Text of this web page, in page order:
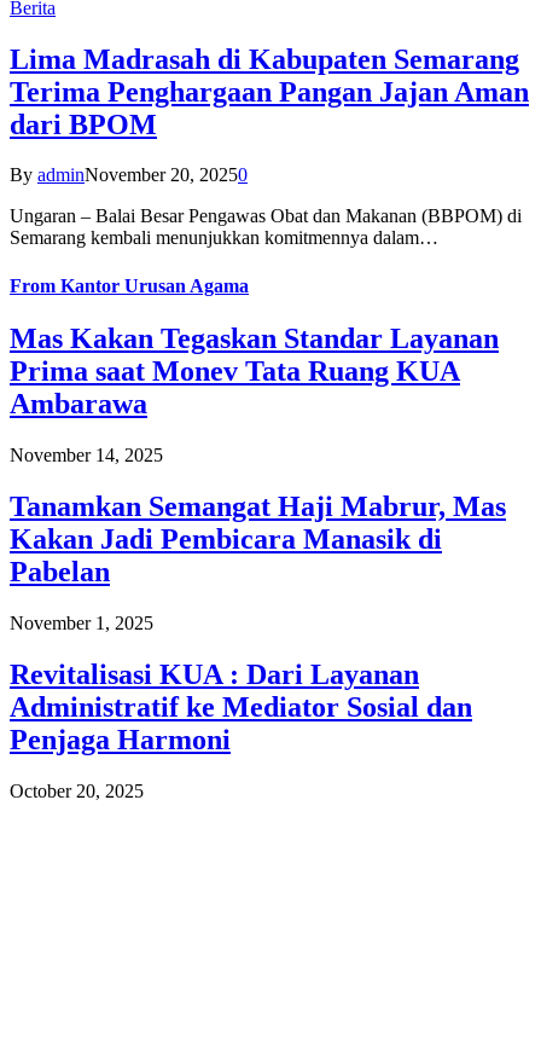
Berita
Lima Madrasah di Kabupaten Semarang
Terima Penghargaan Pangan Jajan Aman
dari BPOM
By adminNovember 20, 20250
Ungaran – Balai Besar Pengawas Obat dan Makanan (BBPOM) di
Semarang kembali menunjukkan komitmennya dalam…
From Kantor Urusan Agama
Mas Kakan Tegaskan Standar Layanan
Prima saat Monev Tata Ruang KUA
Ambarawa
November 14, 2025
Tanamkan Semangat Haji Mabrur, Mas
Kakan Jadi Pembicara Manasik di
Pabelan
November 1, 2025
Revitalisasi KUA : Dari Layanan
Administratif ke Mediator Sosial dan
Penjaga Harmoni
October 20, 2025